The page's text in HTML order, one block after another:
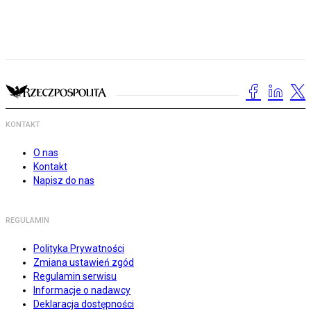
KONTAKT
O nas
Kontakt
Napisz do nas
REGULAMIN
Polityka Prywatności
Zmiana ustawień zgód
Regulamin serwisu
Informacje o nadawcy
Deklaracja dostępności